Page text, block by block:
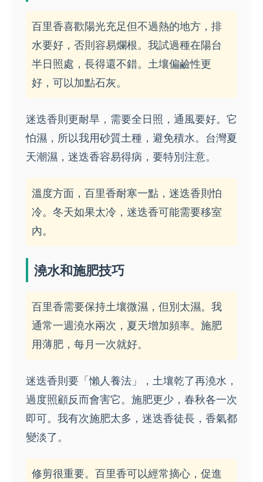
百里香喜歡陽光充足但不過熱的地方，排
水要好，否則容易爛根。我試過種在陽台
半日照處，長得還不錯。土壤偏鹼性更
好，可以加點石灰。
迷迭香則更耐旱，需要全日照，通風要好。它
怕濕，所以我用砂質土種，避免積水。台灣夏
天潮濕，迷迭香容易得病，要特別注意。
溫度方面，百里香耐寒一點，迷迭香則怕
冷。冬天如果太冷，迷迭香可能需要移室
內。
澆水和施肥技巧
百里香需要保持土壤微濕，但別太濕。我
通常一週澆水兩次，夏天增加頻率。施肥
用薄肥，每月一次就好。
迷迭香則要「懶人養法」，土壤乾了再澆水，
過度照顧反而會害它。施肥更少，春秋各一次
即可。我有次施肥太多，迷迭香徒長，香氣都
變淡了。
修剪很重要。百里香可以經常摘心，促進